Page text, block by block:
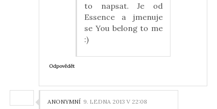
to napsat. Je od
Essence a jmenuje
se You belong to me
:)
Odpovědět
ANONYMNÍ 9. LEDNA 2013 V 22:08